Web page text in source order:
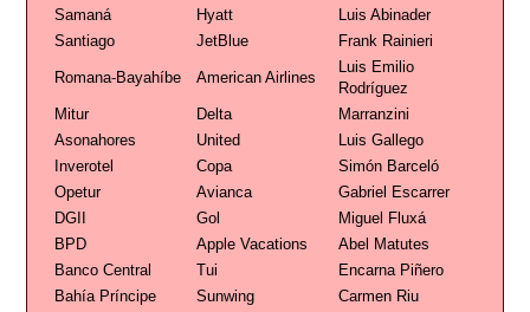
Samaná
Hyatt
Luis Abinader
Santiago
JetBlue Frank Rainieri
Romana-Bayahíbe American Airlines
Luis Emilio
Rodríguez
Mitur
Delta
Marranzini
Asonahores
United
Luis Gallego
Inverotel
Copa
Simón Barceló
Opetur
Avianca
Gabriel Escarrer
DGII
Gol
Miguel Fluxá
BPD
Apple Vacations
Abel Matutes
Banco Central
Tui
Encarna Piñero
Bahía Príncipe
Sunwing Carmen Riu